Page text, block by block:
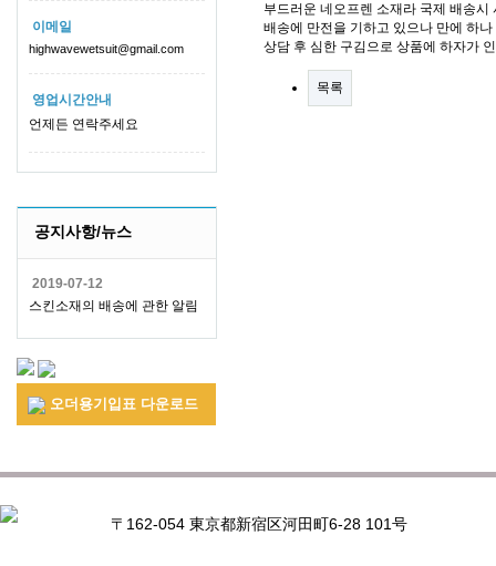
이메일
highwavewetsuit@gmail.com
영업시간안내
언제든 연락주세요
공지사항/뉴스
2019-07-12
스킨소재의 배송에 관한 알림
오더용기입표 다운로드
부드러운 네오프렌 소재라 국제 배송
배송에 만전을 기하고 있으나 만에 하
상담 후 심한 구김으로 상품에 하자가
목록
〒162-054 東京都新宿区河田町6-28 101号